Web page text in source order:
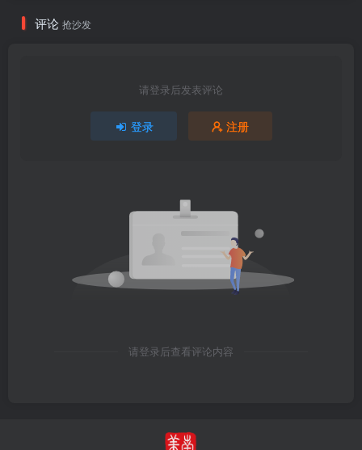
评论 抢沙发
请登录后发表评论
登录 注册
请登录后查看评论内容